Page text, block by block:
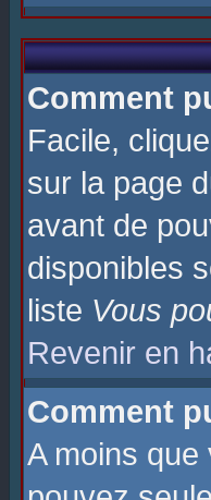
Comment
Facile,
sur la page
avant de
disponibles
liste Vous
Revenir en
Comment
A moins